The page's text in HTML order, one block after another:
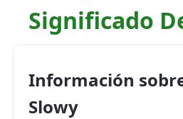
Significado
Información
Slowy